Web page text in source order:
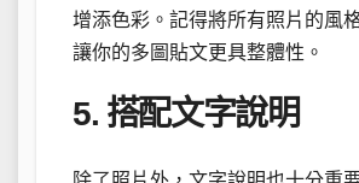
增添色彩。記得將所有照片的風
讓你的多圖貼文更具整體性。
5. 搭配文字說明